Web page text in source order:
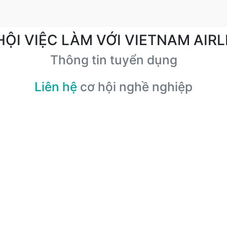
VIỆC LÀM VỚI VIETNAM
Thông tin tuyển dụng
Liên hệ cơ hội nghề nghiệp